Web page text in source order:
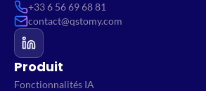
+33 6 56 69 68 81
contact@qstomy.com
Produit
Fonctionnalités IA